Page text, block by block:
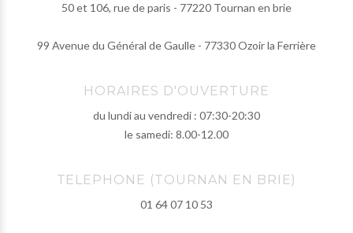
50 et 106, rue de paris - 77220 Tournan en brie
99 Avenue du Général de Gaulle - 77330 Ozoir la Ferrière
HORAIRES D'OUVERTURE
du lundi au vendredi : 07:30-20:30
le samedi: 8.00-12.00
TELEPHONE (TOURNAN EN BRIE)
01 64 07 10 53